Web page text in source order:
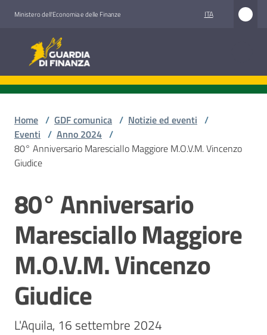
Ministero dell'Economia e delle Finanze ITA
Guardia di Finanza
Guardia di Finanza
siamo
Cosa
Comunicazione
e
media
Concorsi
Home / GDF comunica / Notizie ed eventi /
Eventi / Anno 2024 /
80° Anniversario Maresciallo Maggiore M.O.V.M. Vincenzo
Giudice
Salta al contenuto
80° Anniversario
Maresciallo Maggiore
M.O.V.M. Vincenzo
Giudice
L'Aquila, 16 settembre 2024